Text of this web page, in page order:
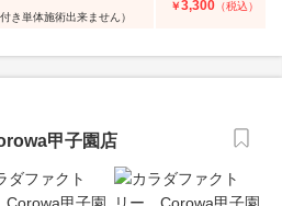
き単体施術出来ません）
￥3,300 （税込）
甲子園店